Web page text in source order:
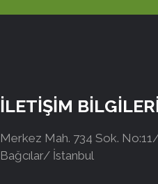
İLETİŞİM
Merkez Mah. 734 Sok.
Bağcılar/ İstanbul